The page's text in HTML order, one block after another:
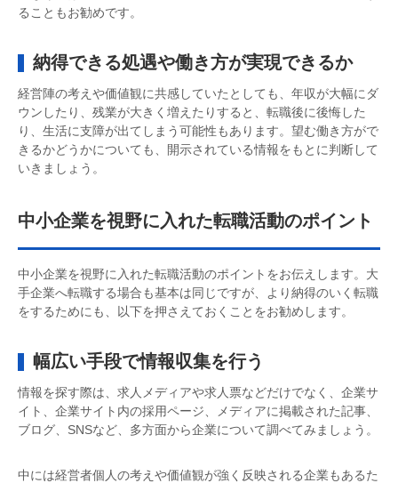
ることもお勧めです。
納得できる処遇や働き方が実現できるか
経営陣の考えや価値観に共感していたとしても、年収が大幅にダ
ウンしたり、残業が大きく増えたりすると、転職後に後悔した
り、生活に支障が出てしまう可能性もあります。望む働き方がで
きるかどうかについても、開示されている情報をもとに判断して
いきましょう。
中小企業を視野に入れた転職活動のポイント
中小企業を視野に入れた転職活動のポイントをお伝えします。大
手企業へ転職する場合も基本は同じですが、より納得のいく転職
をするためにも、以下を押さえておくことをお勧めします。
幅広い手段で情報収集を行う
情報を探す際は、求人メディアや求人票などだけでなく、企業サ
イト、企業サイト内の採用ページ、メディアに掲載された記事、
ブログ、SNSなど、多方面から企業について調べてみましょう。
中には経営者個人の考えや価値観が強く反映される企業もあるた